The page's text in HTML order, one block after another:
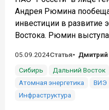
Андрея Рюмина
инвестиции в развитие
Востока. Рюмин
05.09.2024Статья
Дмитрий
Сибирь
Дальний Восток
Атомная энергетика
ВИЭ
Инфраструктура